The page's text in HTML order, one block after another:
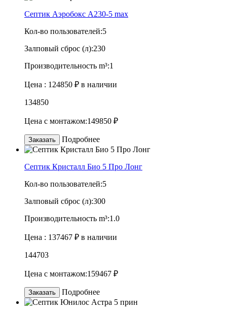
Септик Аэробокс А230-5 max
Кол-во пользователей:5
Залповый сброс (л):230
Производительность m³:1
Цена : 124850 ₽ в наличии
134850
Цена с монтажом:149850 ₽
Заказать Подробнее
Септик Кристалл Био 5 Про Лонг
Кол-во пользователей:5
Залповый сброс (л):300
Производительность m³:1.0
Цена : 137467 ₽ в наличии
144703
Цена с монтажом:159467 ₽
Заказать Подробнее